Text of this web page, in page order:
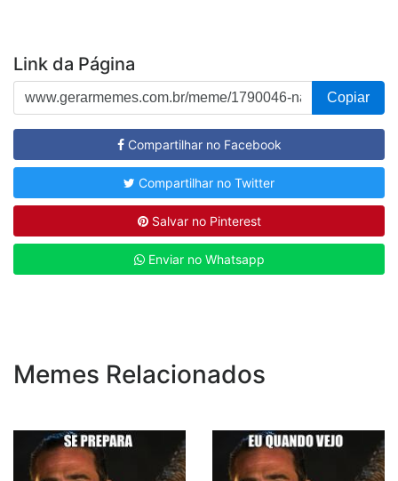
Link da Página
Copiar
Compartilhar no Facebook
Compartilhar no Twitter
Salvar no Pinterest
Enviar no Whatsapp
Memes Relacionados